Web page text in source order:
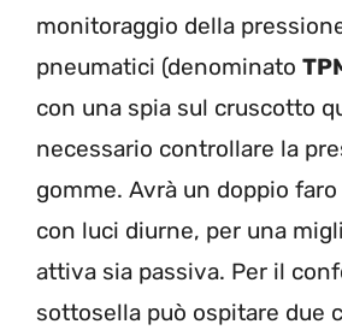
monitoraggio della
pneumatici (denominato
con una spia sul cruscotto
necessario controllare la
gomme. Avrà un doppio
con luci diurne, per una
attiva sia passiva. Per il
sottosella può ospitare due